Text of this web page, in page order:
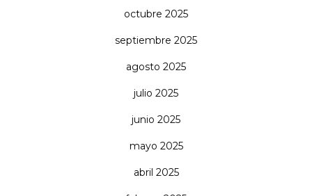
octubre 2025
septiembre 2025
agosto 2025
julio 2025
junio 2025
mayo 2025
abril 2025